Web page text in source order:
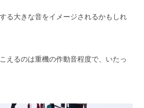
る大きな音をイメージされるかもしれ
えるのは重機の作動音程度で、いたっ